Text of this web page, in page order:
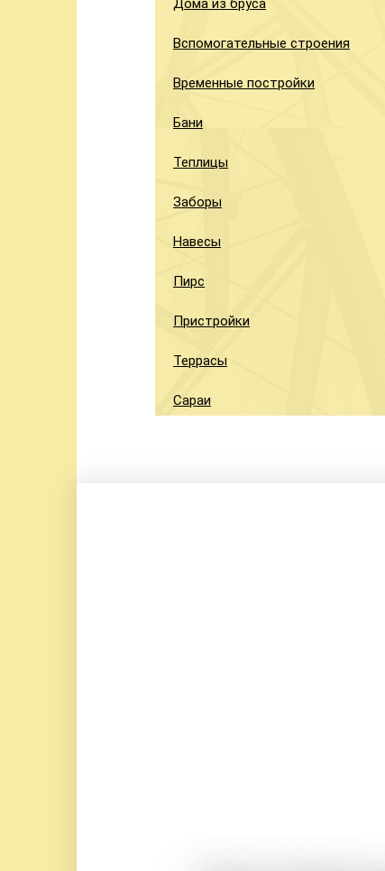
Дома из бруса
Вспомогательные строения
Временные постройки
Бани
Теплицы
Заборы
Навесы
Пирс
Пристройки
Террасы
Сараи